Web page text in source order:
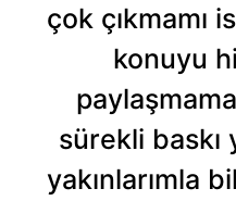
çok çıkmamı
konuyu
sürekli baskı
yakınlarımla